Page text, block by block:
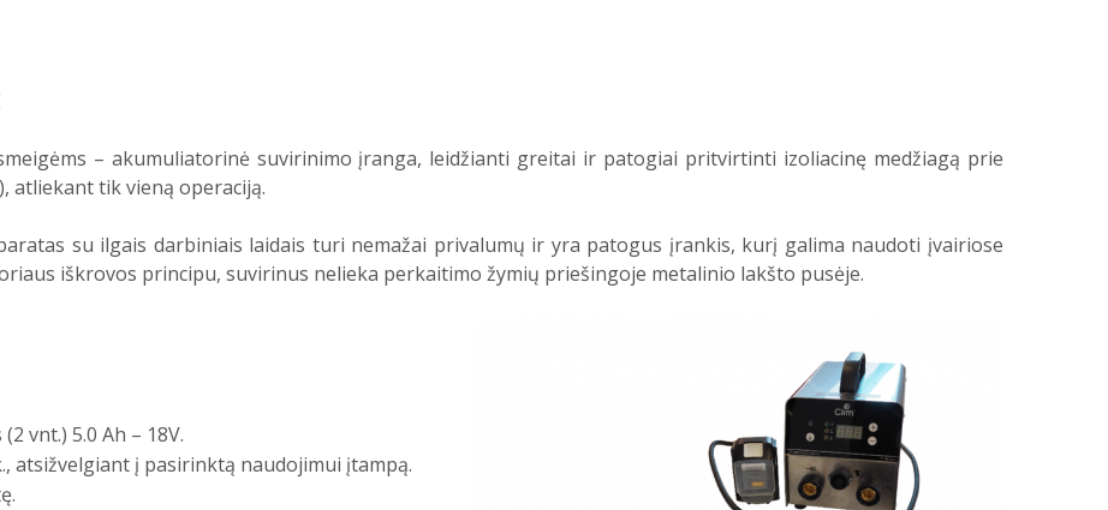
– akumuliatorinė suvirinimo įranga, leidžianti greitai ir patogiai pritvirtinti izoliacinę medžiagą prie
atliekant tik vieną operaciją.
su ilgais darbiniais laidais turi nemažai privalumų ir yra patogus įrankis, kurį galima naudoti įvairiose
iškrovos principu, suvirinus nelieka perkaitimo žymių priešingoje metalinio lakšto pusėje.
vnt.) 5.0 Ah – 18V.
atsižvelgiant į pasirinktą naudojimui įtampą.